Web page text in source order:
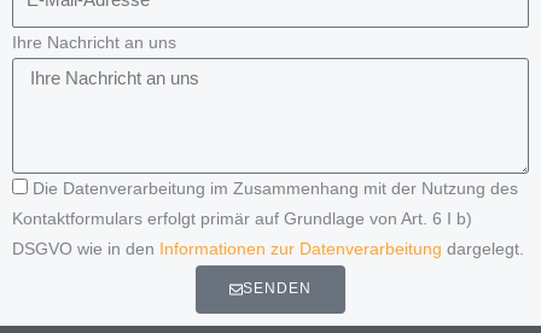
Ihre Nachricht an uns
Die Datenverarbeitung im Zusammenhang mit der Nutzung des
Kontaktformulars erfolgt primär auf Grundlage von Art. 6 I b)
DSGVO wie in den Informationen zur Datenverarbeitung dargelegt.
SENDEN